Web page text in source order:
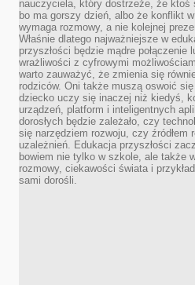
nauczyciela, który dostrzeże, że ktoś
bo ma gorszy dzień, albo że konflikt
wymaga rozmowy, a nie kolejnej
Właśnie dlatego najważniejsze w
przyszłości będzie mądre połączenie
wrażliwości z cyfrowymi
warto zauważyć, że zmienia się
rodziców. Oni także muszą oswoić
dziecko uczy się inaczej niż kiedyś,
urządzeń, platform i inteligentnych
dorosłych będzie zależało, czy
się narzędziem rozwoju, czy źródłem
uzależnień. Edukacja przyszłości
bowiem nie tylko w szkole, ale także
rozmowy, ciekawości świata i
sami dorośli.